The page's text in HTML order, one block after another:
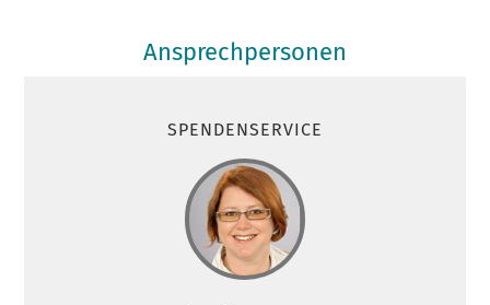
Ansprechpersonen
SPENDENSERVICE